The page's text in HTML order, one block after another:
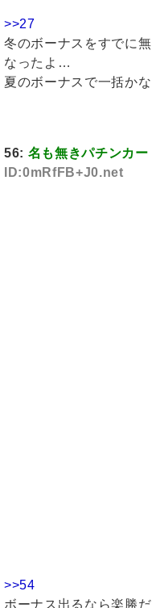
>>27
冬のボーナスをすでに
なったよ…
夏のボーナスで一括かな
56: 名も無きパチンカー
ID:0mRfFB+J0.net
>>54
ボーナス出るなら楽勝だ